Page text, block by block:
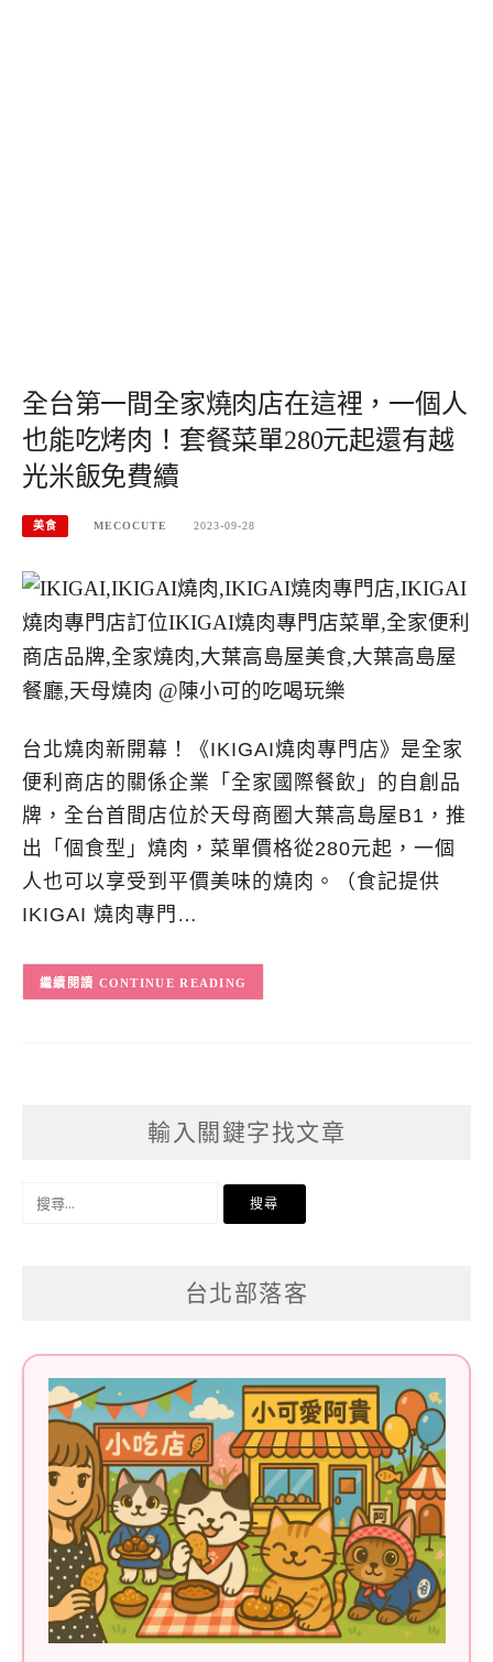
全台第一間全家燒肉店在這裡，一個人
也能吃烤肉！套餐菜單280元起還有越
光米飯免費續
美食 MECOCUTE 2023-09-28
台北燒肉新開幕！《IKIGAI燒肉專門店》是全家
便利商店的關係企業「全家國際餐飲」的自創品
牌，全台首間店位於天母商圈大葉高島屋B1，推
出「個食型」燒肉，菜單價格從280元起，一個
人也可以享受到平價美味的燒肉。（食記提供
IKIGAI 燒肉專門…
CONTINUE READING
輸入關鍵字找文章
搜
台北部落客